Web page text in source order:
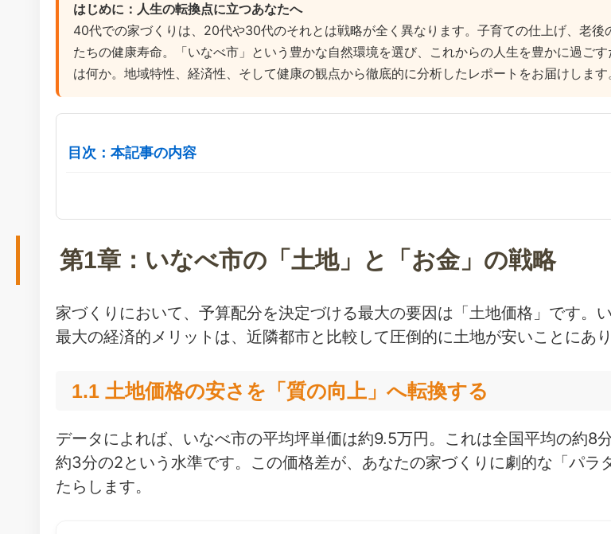
はじめに：人生の転換点に立つあなたへ
40代での家づくりは、20代や30代のそれとは戦略が全く異なります。子育ての仕上げ、老後
たちの健康寿命。「いなべ市」という豊かな自然環境を選び、これからの人生を豊かに過ご
は何か。地域特性、経済性、そして健康の観点から徹底的に分析したレポートをお届けします
目次：本記事の内容
第1章：いなべ市の「土地」と「お金」の戦略
家づくりにおいて、予算配分を決定づける最大の要因は「土地価格」です。
最大の経済的メリットは、近隣都市と比較して圧倒的に土地が安いことにあり
1.1 土地価格の安さを「質の向上」へ転換する
データによれば、いなべ市の平均坪単価は約9.5万円。これは全国平均の約8
約3分の2という水準です。この価格差が、あなたの家づくりに劇的な「パラ
たらします。